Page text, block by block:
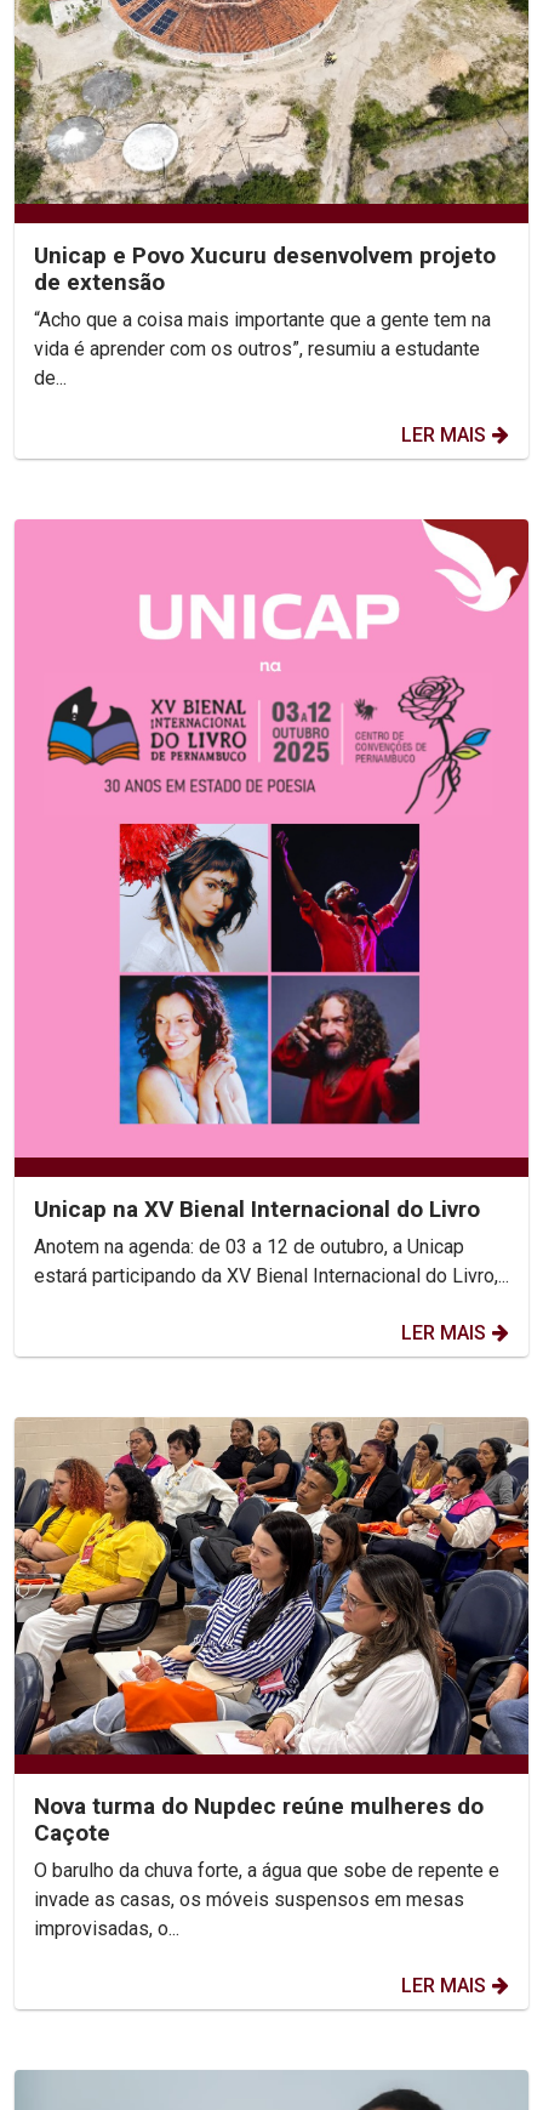
Unicap e Povo Xucuru desenvolvem projeto
de extensão
“Acho que a coisa mais importante que a gente tem na
vida é aprender com os outros”, resumiu a estudante
de...
LER MAIS
Unicap na XV Bienal Internacional do Livro
Anotem na agenda: de 03 a 12 de outubro, a Unicap
estará participando da XV Bienal Internacional do Livro,...
LER MAIS
Nova turma do Nupdec reúne mulheres do
Caçote
O barulho da chuva forte, a água que sobe de repente e
invade as casas, os móveis suspensos em mesas
improvisadas, o...
LER MAIS